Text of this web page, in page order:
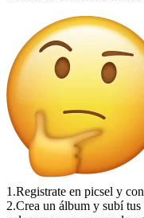
1.Registrate en picsel y
2.Crea un álbum y subí